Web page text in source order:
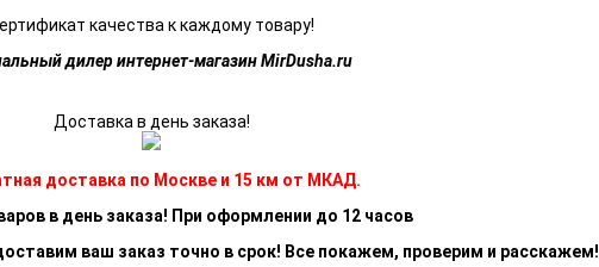
качества к каждому товару!
дилер интернет-магазин MirDusha.ru
Доставка в день заказа!
доставка по Москве и 15 км от МКАД.
в день заказа! При оформлении до 12 часов
ваш заказ точно в срок! Все покажем, проверим и расскажем!